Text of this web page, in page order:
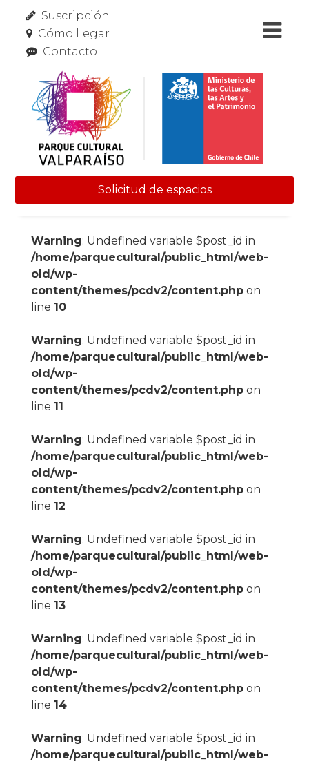
Suscripción
Cómo llegar
Contacto
Solicitud de espacios
Warning: Undefined variable $post_id in
/home/parquecultural/public_html/web-
old/wp-
content/themes/pcdv2/content.phpon
line 10
Warning: Undefined variable $post_id in
/home/parquecultural/public_html/web-
old/wp-
content/themes/pcdv2/content.phpon
line 11
Warning: Undefined variable $post_id in
/home/parquecultural/public_html/web-
old/wp-
content/themes/pcdv2/content.phpon
line 12
Warning: Undefined variable $post_id in
/home/parquecultural/public_html/web-
old/wp-
content/themes/pcdv2/content.phpon
line 13
Warning: Undefined variable $post_id in
/home/parquecultural/public_html/web-
old/wp-
content/themes/pcdv2/content.phpon
line 14
Warning: Undefined variable $post_id in
/home/parquecultural/public_html/web-